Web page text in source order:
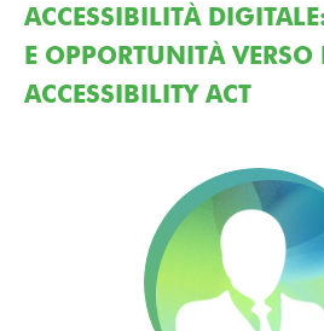
ACCESSIBILITÀ
E OPPORTUNITÀ VERSO
ACCESSIBILITY ACT